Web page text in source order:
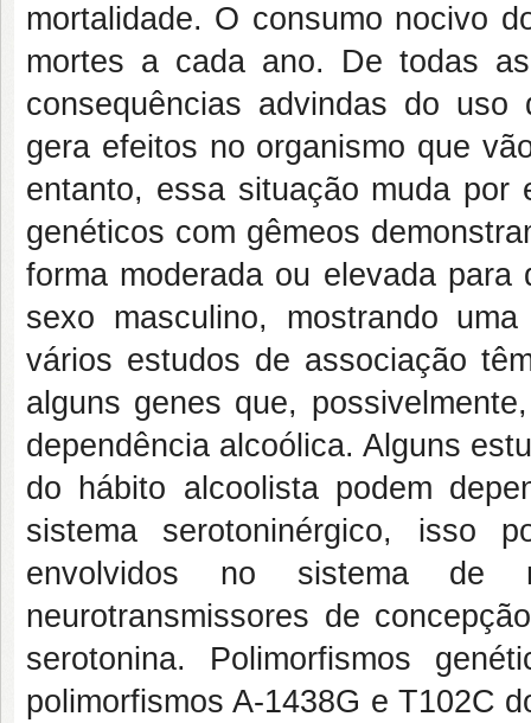
mortalidade. O consumo nocivo
mortes a cada ano. De todas
consequências advindas do
gera efeitos no organismo que
entanto, essa situação muda por
genéticos com gêmeos
forma moderada ou elevada
sexo masculino, mostrando
vários estudos de associação
alguns genes que,
dependência alcoólica. Alguns
do hábito alcoolista podem
sistema serotoninérgico, isso
envolvidos no sistema de
neurotransmissores de
serotonina. Polimorfismos
polimorfismos A-1438G e T102C